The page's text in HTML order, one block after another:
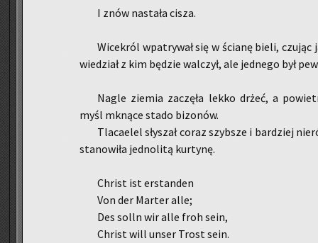
I znów na­sta­ła cisza.
Wi­ce­król wpa­try­wał się w ścia­nę bieli, czu­jąc
wie­dział z kim bę­dzie wal­czył, ale jed­ne­go był
Nagle zie­mia za­czę­ła lekko drżeć, a
myśl mkną­ce stado bi­zo­nów.
Tla­ca­elel sły­szał coraz szyb­sze i bar­dziej
sta­no­wi­ła jed­no­li­tą kur­ty­nę.
Christ ist er­stan­den
Von der Mar­ter alle;
Des solln wir alle froh sein,
Christ will unser Trost sein.